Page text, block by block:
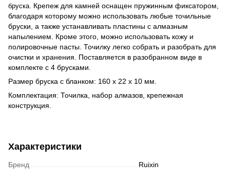
бруска. Крепеж для камней оснащен пружинным фиксатором,
благодаря которому можно использовать любые точильные
бруски, а также устанавливать пластины с алмазным
напылением. Кроме этого, можно использовать кожу и
полировочные пасты. Точилку легко собрать и разобрать для
очистки и хранения. Поставляется в разобранном виде в
комплекте с 4 брусками.
Размер бруска с бланком: 160 x 22 x 10 мм.
Комплектация: Точилка, набор алмазов, крепежная
конструкция.
Характеристики
Бренд Ruixin